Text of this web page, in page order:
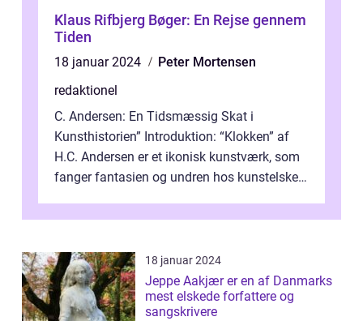
Klaus Rifbjerg Bøger: En Rejse gennem
Tiden
18 januar 2024
Peter Mortensen
redaktionel
C. Andersen: En Tidsmæssig Skat i
Kunsthistorien” Introduktion: “Klokken” af
H.C. Andersen er et ikonisk kunstværk, som
fanger fantasien og undren hos kunstelskere
18 januar 2024
Jeppe Aakjær er en af Danmarks
mest elskede forfattere og
sangskrivere